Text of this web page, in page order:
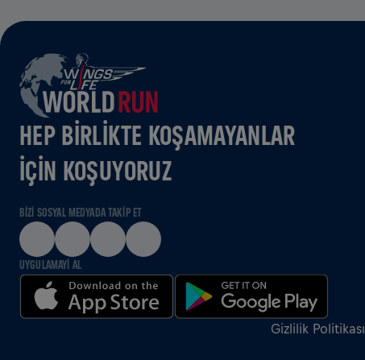
HEP BIRLIKTE KOŞAMAYANLAR
IÇIN KOŞUYORUZ
BIZI SOSYAL MEDYADA TAKIP ET
UYGULAMAYI AL
Gizlilik Politikası